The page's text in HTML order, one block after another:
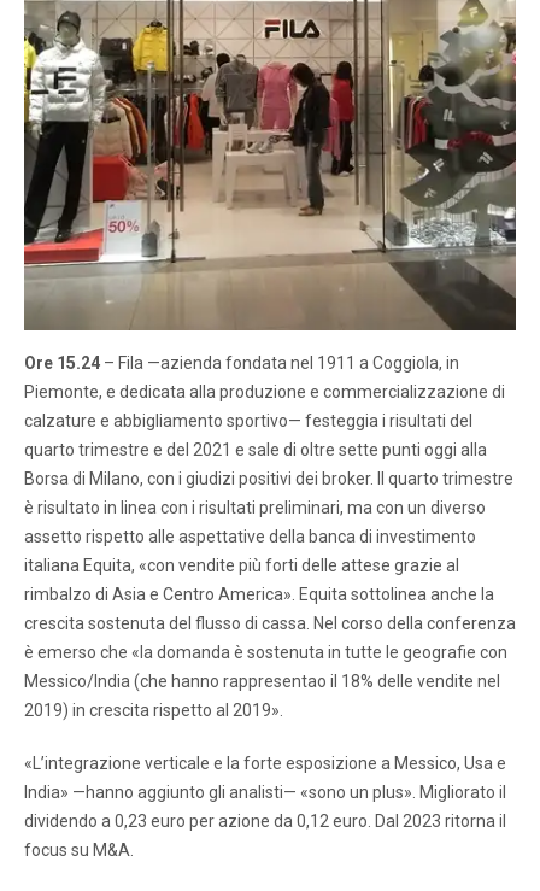
Ore 15.24 – Fila —azienda fondata nel 1911 a Coggiola, in
Piemonte, e dedicata alla produzione e commercializzazione di
calzature e abbigliamento sportivo— festeggia i risultati del
quarto trimestre e del 2021 e sale di oltre sette punti oggi alla
Borsa di Milano, con i giudizi positivi dei broker. Il quarto trimestre
è risultato in linea con i risultati preliminari, ma con un diverso
assetto rispetto alle aspettative della banca di investimento
italiana Equita, «con vendite più forti delle attese grazie al
rimbalzo di Asia e Centro America». Equita sottolinea anche la
crescita sostenuta del flusso di cassa. Nel corso della conferenza
è emerso che «la domanda è sostenuta in tutte le geografie con
Messico/India (che hanno rappresentao il 18% delle vendite nel
2019) in crescita rispetto al 2019».
«L’integrazione verticale e la forte esposizione a Messico, Usa e
India» —hanno aggiunto gli analisti— «sono un plus». Migliorato il
dividendo a 0,23 euro per azione da 0,12 euro. Dal 2023 ritorna il
focus su M&A.